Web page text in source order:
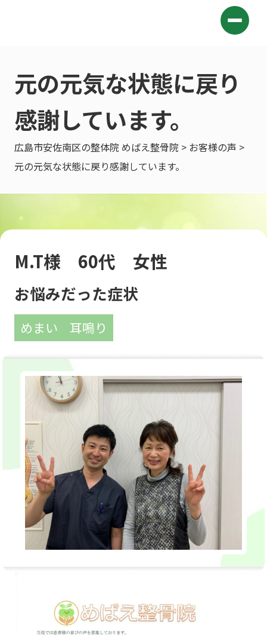
元の元気な状態に戻り
感謝しています。
広島市安佐南区の整体院 めばえ整骨院 > お客様の声 >
元の元気な状態に戻り感謝しています。
M.T様 60代 女性
お悩みだった症状
めまい 耳鳴り